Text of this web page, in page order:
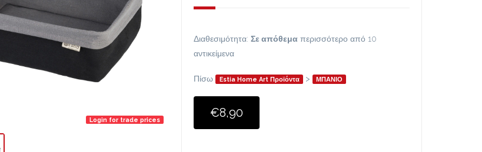
Login for trade prices
Διαθεσιμότητα:Σε απόθεμα περισσότερο από 10
αντικείμενα
Πίσω Estia Home Art Προϊόντα > ΜΠΑΝΙΟ
€8,90